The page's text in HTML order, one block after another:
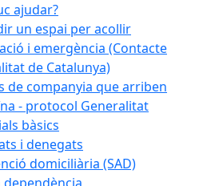
ajudar?
un espai per acollir
i emergència (Contacte
de Catalunya)
de companyia que arriben
- protocol Generalitat
bàsics
i denegats
domiciliària (SAD)